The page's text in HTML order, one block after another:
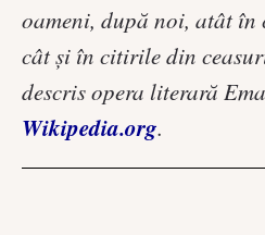
oameni, după noi, atât
cât și în citirile din
descris opera literară
Wikipedia.org.